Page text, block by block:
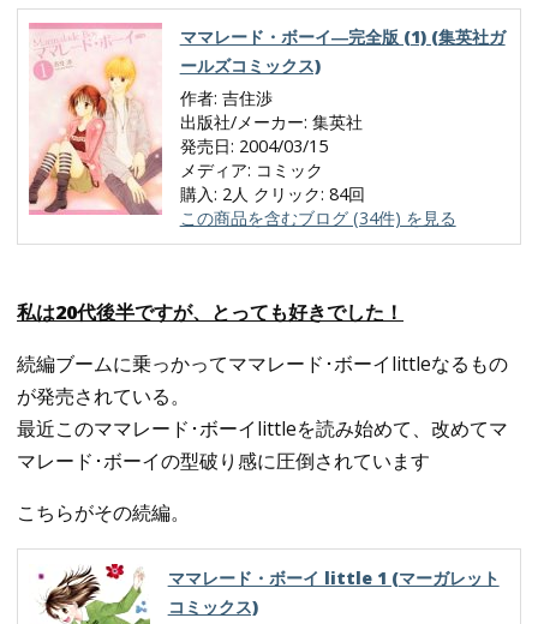
ママレード・ボーイ―完全版 (1) (集英社ガ
ールズコミックス)
作者: 吉住渉
出版社/メーカー: 集英社
発売日: 2004/03/15
メディア: コミック
購入: 2人 クリック: 84回
この商品を含むブログ (34件) を見る
私は20代後半ですが、とっても好きでした！
続編ブームに乗っかってママレード･ボーイlittleなるもの
が発売されている。
最近このママレード･ボーイlittleを読み始めて、改めてマ
マレード･ボーイの型破り感に圧倒されています
こちらがその続編。
ママレード・ボーイ little 1 (マーガレット
コミックス)